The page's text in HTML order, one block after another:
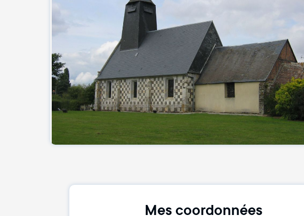
Mes coordonnées